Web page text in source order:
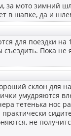
за мото зимний
в шапке, да и
для поездки
съездить. Пока не
склон для
умудряются
тетенька нос
практически
не